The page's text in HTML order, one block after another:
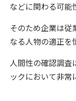
などに関わる可能
そのため企業は従
なる人物の適正を
人間性の確認調査
ックにおいて非常